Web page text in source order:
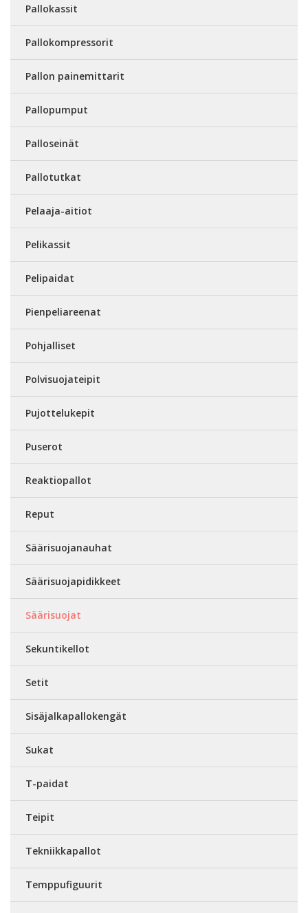
Pallokassit
Pallokompressorit
Pallon painemittarit
Pallopumput
Palloseinät
Pallotutkat
Pelaaja-aitiot
Pelikassit
Pelipaidat
Pienpeliareenat
Pohjalliset
Polvisuojateipit
Pujottelukepit
Puserot
Reaktiopallot
Reput
Säärisuojanauhat
Säärisuojapidikkeet
Säärisuojat
Sekuntikellot
Setit
Sisäjalkapallokengät
Sukat
T-paidat
Teipit
Tekniikkapallot
Temppufiguurit